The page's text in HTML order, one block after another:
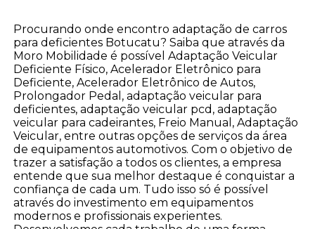
Procurando onde encontro adaptação de carros
para deficientes Botucatu? Saiba que através da
Moro Mobilidade é possível Adaptação Veicular
Deficiente Físico, Acelerador Eletrônico para
Deficiente, Acelerador Eletrônico de Autos,
Prolongador Pedal, adaptação veicular para
deficientes, adaptação veicular pcd, adaptação
veicular para cadeirantes, Freio Manual, Adaptação
Veicular, entre outras opções de serviços da área
de equipamentos automotivos. Com o objetivo de
trazer a satisfação a todos os clientes, a empresa
entende que sua melhor destaque é conquistar a
confiança de cada um. Tudo isso só é possível
através do investimento em equipamentos
modernos e profissionais experientes.